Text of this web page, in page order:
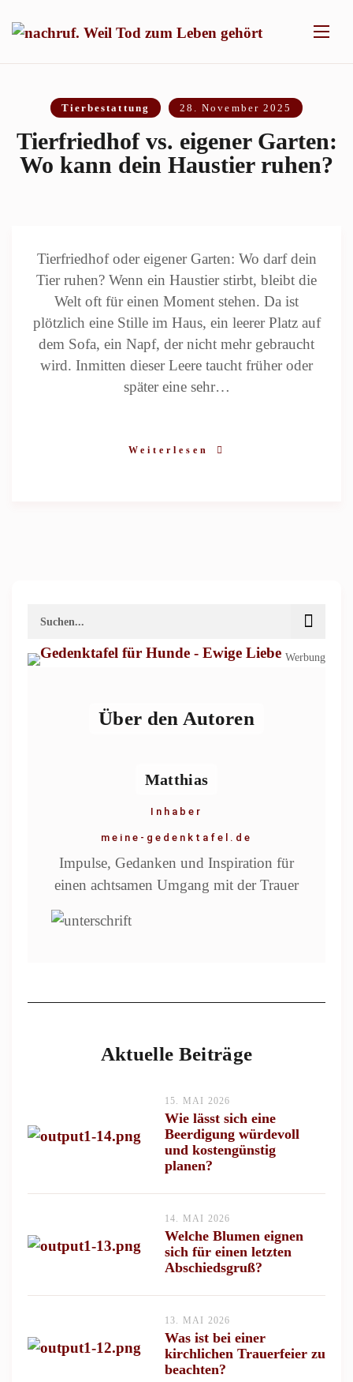
Tierbestattung 28. November 2025
Tierfriedhof vs. eigener Garten:
Wo kann dein Haustier ruhen?
Tierfriedhof oder eigener Garten: Wo darf dein
Tier ruhen? Wenn ein Haustier stirbt, bleibt die
Welt oft für einen Moment stehen. Da ist
plötzlich eine Stille im Haus, ein leerer Platz auf
dem Sofa, ein Napf, der nicht mehr gebraucht
wird. Inmitten dieser Leere taucht früher oder
später eine sehr…
Weiterlesen
Werbung
Über den Autoren
Matthias
Inhaber
meine-gedenktafel.de
Impulse, Gedanken und Inspiration für
einen achtsamen Umgang mit der Trauer
Aktuelle Beiträge
15. MAI 2026
Wie lässt sich eine
Beerdigung würdevoll
und kostengünstig
planen?
14. MAI 2026
Welche Blumen eignen
sich für einen letzten
Abschiedsgruß?
13. MAI 2026
Was ist bei einer
kirchlichen Trauerfeier zu
beachten?